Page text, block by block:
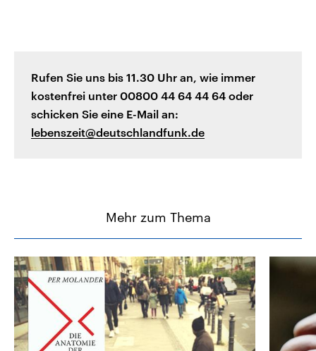
Rufen Sie uns bis 11.30 Uhr an, wie immer
kostenfrei unter 00800 44 64 44 64 oder
schicken Sie eine E-Mail an:
lebenszeit@deutschlandfunk.de
Mehr zum Thema